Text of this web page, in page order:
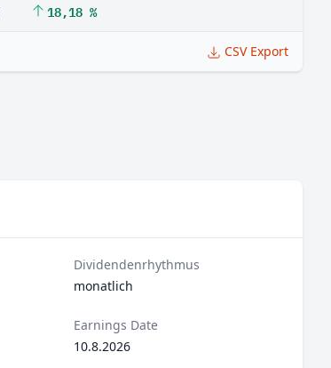
18,18 %
CSV Export
Dividendenrhythmus
monatlich
Earnings Date
10.8.2026